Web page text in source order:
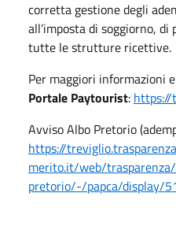
corretta gestione degli
all’imposta di soggiorno,
tutte le strutture ricettive.
Per maggiori informazioni
Portale Paytourist: https://
Avviso Albo Pretorio
https://
merito.it/web/
pretorio/-/papca/display/